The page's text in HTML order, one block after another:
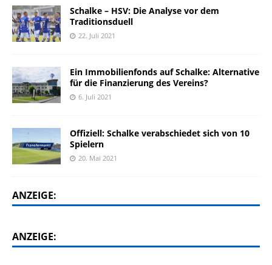
Schalke – HSV: Die Analyse vor dem
Traditionsduell
22. Juli 2021
Ein Immobilienfonds auf Schalke: Alternative
für die Finanzierung des Vereins?
6. Juli 2021
Offiziell: Schalke verabschiedet sich von 10
Spielern
20. Mai 2021
ANZEIGE:
ANZEIGE: